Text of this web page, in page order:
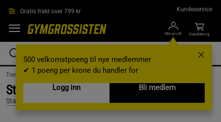
Gratis frakt over 799 kr Kundeservice
Min profil
500 velkomstpoeng til nye medlemmer
✔ 1 poeng per krone du handler for
Logg inn
Bli medlem
Handlekorg
Treningsutstyr & tilbehør /Treningsbager / Sportsbager
Star Gym Bag
Star Wear